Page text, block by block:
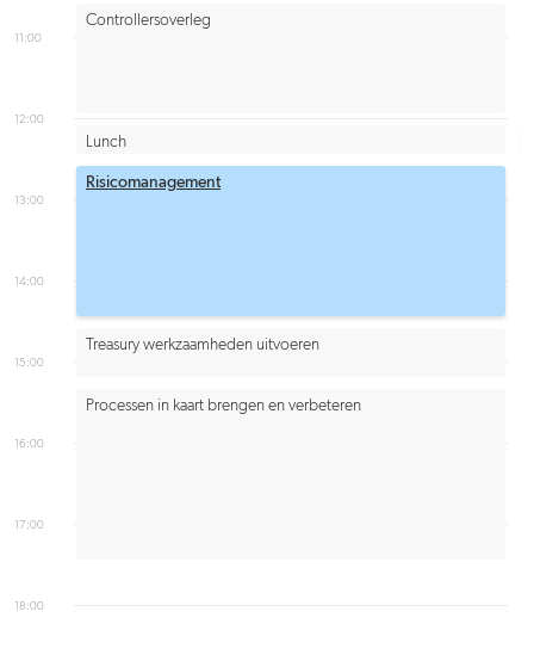
11:00
12:00
13:00
14:00
15:00
16:00
17:00
18:00
Processen in kaart brengen en verbeteren
Controllersoverleg
Lunch
Risicomanagement
Treasury werkzaamheden uitvoeren